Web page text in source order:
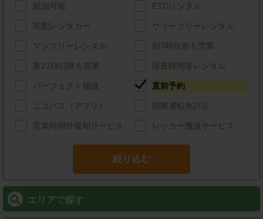
給油可能 ETCレンタル
宅配レンタカー ウィークリーレンタル
マンスリーレンタル 朝7時以前も営業
夜21時以降も営業 深夜時間帯レンタル
パーフェクト補償 直前予約
ニコパス（アプリ） 国際運転免許証
営業時間外返却サービス レッカー搬送サービス
絞り込む
エリアで探す